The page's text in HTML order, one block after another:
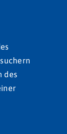
des